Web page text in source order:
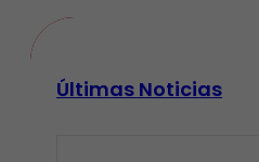
Últimas Noticias